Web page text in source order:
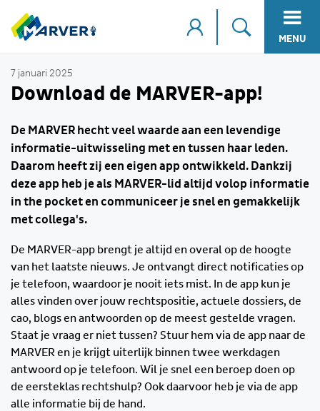
MENU
7 januari 2025
Download de MARVER-app!
De MARVER hecht veel waarde aan een levendige
informatie-uitwisseling met en tussen haar leden.
Daarom heeft zij een eigen app ontwikkeld. Dankzij
deze app heb je als MARVER-lid altijd volop informatie
in the pocket en communiceer je snel en gemakkelijk
met collega's.
De MARVER-app brengt je altijd en overal op de hoogte
van het laatste nieuws. Je ontvangt direct notificaties op
je telefoon, waardoor je nooit iets mist. In de app kun je
alles vinden over jouw rechtspositie, actuele dossiers, de
cao, blogs en antwoorden op de meest gestelde vragen.
Staat je vraag er niet tussen? Stuur hem via de app naar de
MARVER en je krijgt uiterlijk binnen twee werkdagen
antwoord op je telefoon. Wil je snel een beroep doen op
de eersteklas rechtshulp? Ook daarvoor heb je via de app
alle informatie bij de hand.